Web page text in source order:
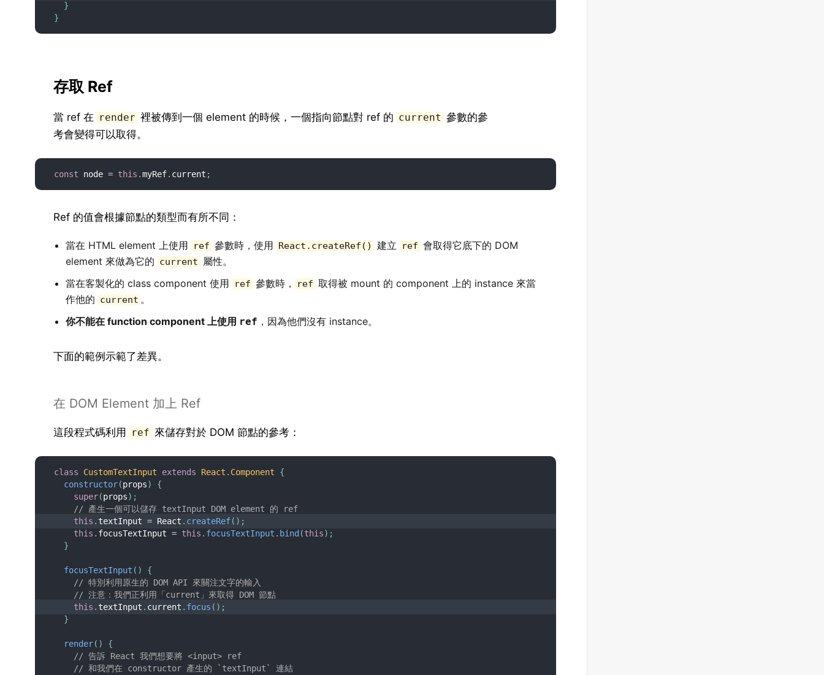
}
}
存取 Ref
當 ref 在 render 裡被傳到一個 element 的時候，一個指向節點對 ref 的 current 參數的參
考會變得可以取得。
const node = this .myRef. current ;
Ref 的值會根據節點的類型而有所不同：
當在 HTML element 上使用 ref 參數時，使用 React.createRef() 建立 ref 會取得它底下的 DOM
element 來做為它的 current 屬性。
當在客製化的 class component 使用
ref 參數時， ref 取得被 mount 的 component 上的 instance 來當
作他的 current 。
你不能在 function component 上使用 ref ，因為他們沒有 instance。
下面的範例示範了差異。
在 DOM Element 加上 Ref
這段程式碼利用 ref 來儲存對於 DOM 節點的參考：
class CustomTextInput extends React . Component
{
constructor(props)
{
super(props) ;
// 產生一個可以儲存 textInput DOM element 的 ref
this . textInput = React . createRef( ) ;
this . focusTextInput = this . focusTextInput . bind (this) ;
}
focusTextInput ( )
{
// 特別利用原生的 DOM API 來關注文字的輸入
// 注意：我們正利用「current」來取得 DOM 節點
this . textInput . current . focus ( ) ;
}
render( )
{
// 告訴 React 我們想要將 <input> ref
// 和我們在 constructor 產生的 `textInput` 連結